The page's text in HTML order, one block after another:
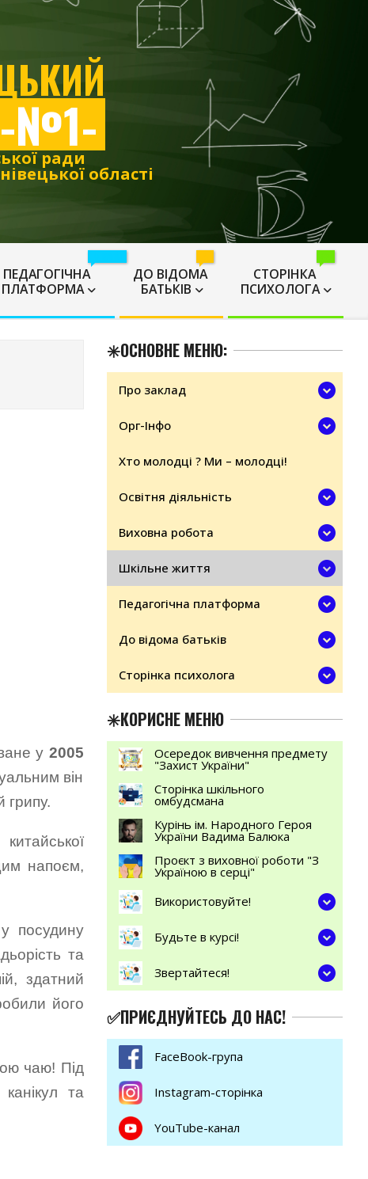
-№1-
ради
області
ПЕДАГОГІЧНА
ПЛАТФОРМА
ДО ВІДОМА
БАТЬКІВ
СТОРІНКА
ПСИХОЛОГА
у 2005
він
грипу.
напоєм,
посудину
та
здатний
його
чаю! Під
та
✳️ОСНОВНЕ МЕНЮ:
Про заклад
Орг-Інфо
Хто молодці ? Ми – молодці!
Освітня діяльність
Виховна робота
Шкільне життя
Педагогічна платформа
До відома батьків
Сторінка психолога
✳️КОРИСНЕ МЕНЮ
Осередок вивчення предмету
"Захист України"
Сторінка шкільного
омбудсмана
Курінь ім. Народного Героя
України Вадима Балюка
Проєкт з виховної роботи "З
Україною в серці"
Використовуйте!
Будьте в курсі!
Звертайтеся!
✅ПРИЄДНУЙТЕСЬ ДО НАС!
FaceBook-група
Instagram-сторінка
YouTube-канал